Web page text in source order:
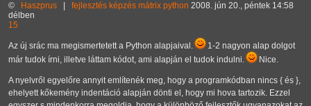
© Haszprus fejlesztés képzés mátrix python 2008. jún 20., péntek 14:58
délben
15
Az új srác ma megismertetett a Python alapjaival.
1-2 nagyon alap dolgot
már tudok írni, illetve láttam kódot, ami alapján el tudok indulni.
Nice.
A nyelvről egyelőre annyit említenék meg, hogy a programkódban nincs { és },
ehelyett kőkemény indentáció alapján dönti el, hogy mi hova tartozik. Ezzel